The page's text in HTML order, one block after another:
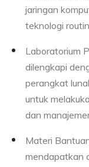
jaringan
teknologi
Laboratorium
dilengkapi
perangkat
untuk
dan
Materi
mendapatkan